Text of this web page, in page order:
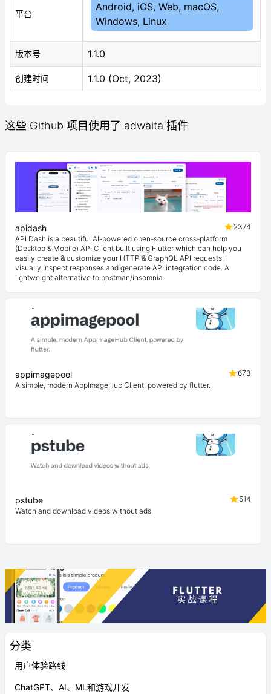
分类
用户体验路线
ChatGPT、AI、ML和游戏开发
平台
Android, iOS, Web, macOS,
Windows, Linux
版本号 1.1.0
创建时间 1.1.0 (Oct, 2023)
这些 Github 项目使用了 adwaita 插件
apidash
2374
API Dash is a beautiful AI-powered open-source cross-platform
(Desktop & Mobile) API Client built using Flutter which can help you
easily create & customize your HTTP & GraphQL API requests,
visually inspect responses and generate API integration code. A
lightweight alternative to postman/insomnia.
appimagepool
673
A simple, modern AppImageHub Client, powered by flutter.
pstube
514
Watch and download videos without ads